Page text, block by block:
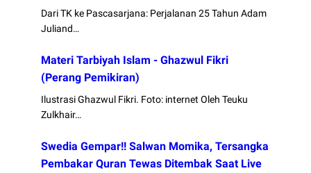
Dari TK ke Pascasarjana: Perjalanan 25 Tahun Adam
Juliand…
Materi Tarbiyah Islam - Ghazwul Fikri
(Perang Pemikiran)
Ilustrasi Ghazwul Fikri. Foto: internet Oleh Teuku
Zulkhair…
Swedia Gempar!! Salwan Momika, Tersangka
Pembakar Quran Tewas Ditembak Saat Live